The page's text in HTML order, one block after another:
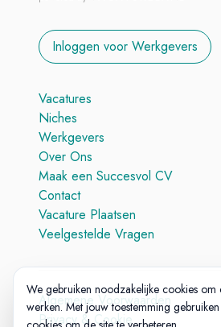
Inloggen voor Werkgevers
Vacatures
Niches
Werkgevers
Over Ons
Maak een Succesvol CV
Contact
Vacature Plaatsen
Veelgestelde Vragen
Algemene Voorwaarden
Privacy & Cookie
We gebruiken noodzakelijke cookies om
werken. Met jouw toestemming